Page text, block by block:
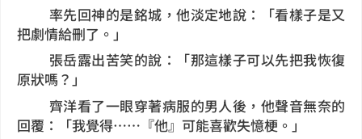
率先回神的是銘城，他淡定地說：「看樣子是又
把劇情給刪了。」
張岳露出苦笑的說：「那這樣子可以先把我恢復
原狀嗎？」
齊洋看了一眼穿著病服的男人後，他聲音無奈的
回覆：「我覺得……『他』可能喜歡失憶梗。」